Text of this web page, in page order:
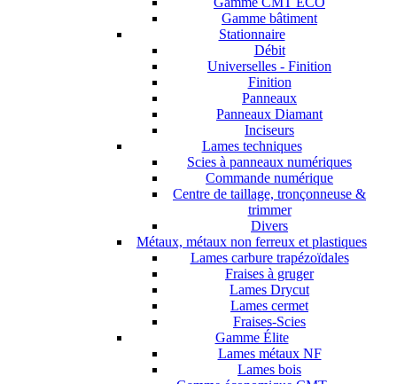
Gamme bâtiment
Stationnaire
Débit
Universelles - Finition
Finition
Panneaux
Panneaux Diamant
Inciseurs
Lames techniques
Scies à panneaux numériques
Commande numérique
Centre de taillage, tronçonneuse &
trimmer
Divers
Métaux, métaux non ferreux et plastiques
Lames carbure trapézoïdales
Fraises à gruger
Lames Drycut
Lames cermet
Fraises-Scies
Gamme Élite
Lames métaux NF
Lames bois